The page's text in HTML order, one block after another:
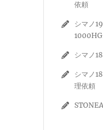
依頼
シマノ
1000HG
シマノ
シマノ
理依頼